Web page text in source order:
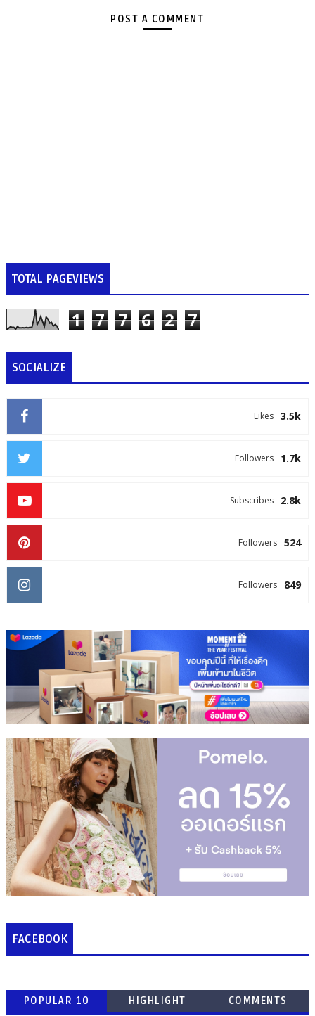
POST A COMMENT
TOTAL PAGEVIEWS
1 7 7 6 2 7
SOCIALIZE
3.5k
Likes
1.7k
Followers
2.8k
Subscribes
524
Followers
849
Followers
FACEBOOK
POPULAR 10 HIGHLIGHT COMMENTS